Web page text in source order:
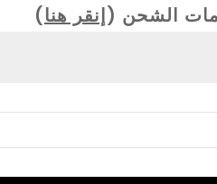
الشحن (إنقر هنا